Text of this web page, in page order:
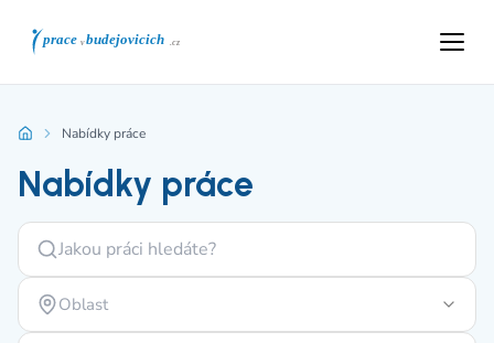
Nabídky práce
Nabídky práce
Oblast